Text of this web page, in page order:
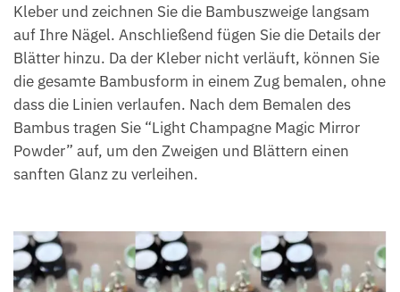
Kleber und zeichnen Sie die Bambuszweige langsam
auf Ihre Nägel. Anschließend fügen Sie die Details der
Blätter hinzu. Da der Kleber nicht verläuft, können Sie
die gesamte Bambusform in einem Zug bemalen, ohne
dass die Linien verlaufen. Nach dem Bemalen des
Bambus tragen Sie “Light Champagne Magic Mirror
Powder” auf, um den Zweigen und Blättern einen
sanften Glanz zu verleihen.